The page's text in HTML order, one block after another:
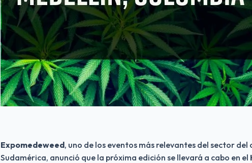
Expomedeweed, uno de los eventos más relevantes del sector del
Sudamérica, anunció que la próxima edición se llevará a cabo en el